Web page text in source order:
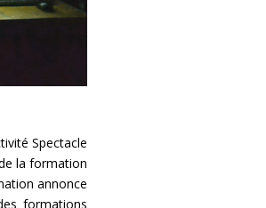
Spectacle
la formation
annonce
formations